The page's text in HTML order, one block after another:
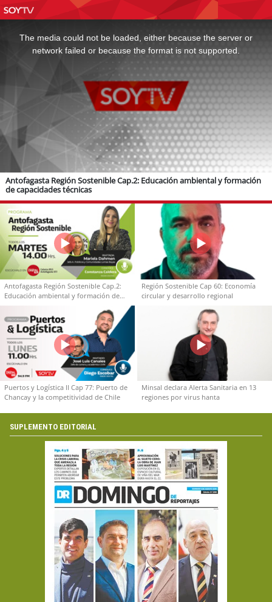
The media could not be loaded, either because the server or
network failed or because the format is not supported.
Antofagasta Región Sostenible Cap.2: Educación ambiental y formación
de capacidades técnicas
Antofagasta Región Sostenible Cap.2:
Educación ambiental y formación de
capacidades técnicas
Región Sostenible Cap 60: Economía
circular y desarrollo regional
Puertos y Logística II Cap 77: Puerto de
Chancay y la competitividad de Chile
Minsal declara Alerta Sanitaria en 13
regiones por virus hanta
SUPLEMENTO EDITORIAL